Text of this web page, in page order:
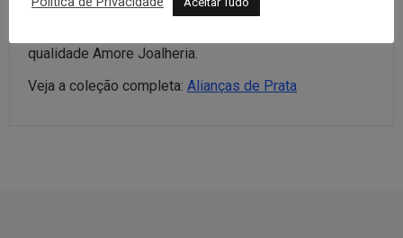
e nota fiscal, com garantia permanente no teor da prata.
qualidade Amore Joalheria.
Veja a coleção completa: Alianças de Prata